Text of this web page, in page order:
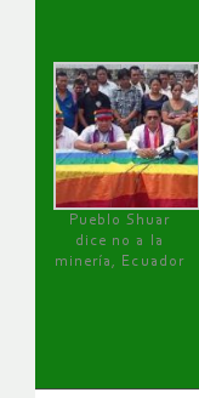
Pueblo Shuar
dice no a la
minería, Ecuador